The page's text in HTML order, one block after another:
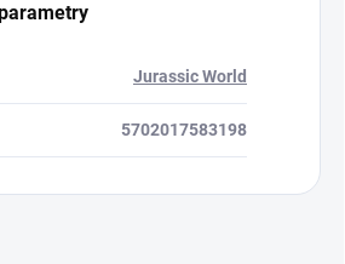
Jurassic World
5702017583198